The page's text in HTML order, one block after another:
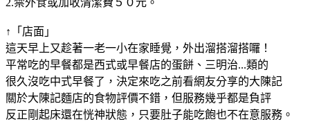
↑「店面」
這天早上又趁著一老一小在家睡覺，外出溜搭溜搭囉！
平常吃的早餐都是西式或早餐店的蛋餅、三明治...類的
很久沒吃中式早餐了，決定來吃之前看網友分享的大陳記
關於大陳記麵店的食物評價不錯，但服務幾乎都是負評
反正剛起床還在恍神狀態，只要肚子能吃飽也不在意服務。